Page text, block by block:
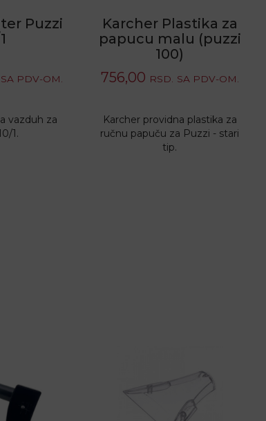
Puzzi
SA PDV-OM.
vazduh za
1.
Karcher Plastika za
papucu malu (puzzi
100)
756,00 RSD. SA PDV-OM.
Karcher providna plastika za
ručnu papuču za Puzzi - stari
tip.